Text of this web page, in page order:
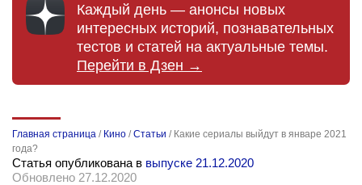
Каждый день — анонсы новых
интересных историй, познавательных
тестов и статей на актуальные темы.
Перейти в Дзен →
Главная страница / Кино /Статьи / Какие сериалы выйдут в январе 2021
года?
Статья опубликована в выпуске 21.12.2020
Обновлено 27.12.2020